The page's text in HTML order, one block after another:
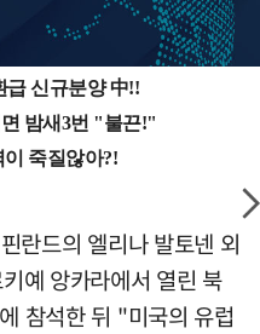
란드의 엘리나 발토넨 외
예 앙카라에서 열린 북
참석한 뒤 "미국의 유럽